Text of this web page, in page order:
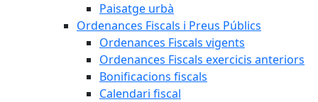
Paisatge urbà
Ordenances Fiscals i Preus Públics
Ordenances Fiscals vigents
Ordenances Fiscals exercicis anteriors
Bonificacions fiscals
Calendari fiscal